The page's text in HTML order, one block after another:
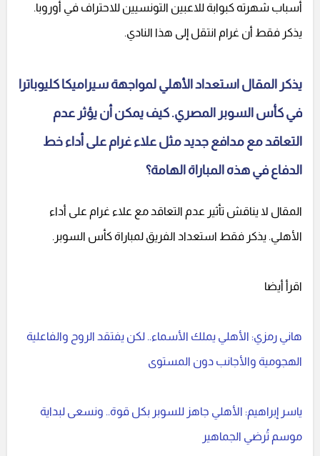
أسباب شهرته كبوابة للاعبين التونسيين للاحتراف في أوروبا.
يذكر فقط أن غرام انتقل إلى هذا النادي.
يذكر المقال استعداد الأهلي لمواجهة سيراميكا كليوباترا
في كأس السوبر المصري. كيف يمكن أن يؤثر عدم
التعاقد مع مدافع جديد مثل علاء غرام على أداء خط
الدفاع في هذه المباراة الهامة؟
المقال لا يناقش تأثير عدم التعاقد مع علاء غرام على أداء
الأهلي. يذكر فقط استعداد الفريق لمباراة كأس السوبر.
اقرأ أيضا
هاني رمزي: الأهلي يملك الأسماء.. لكن يفتقد الروح والفاعلية
الهجومية والأجانب دون المستوى
ياسر إبراهيم: الأهلي جاهز للسوبر بكل قوة.. ونسعى لبداية
موسم تُرضي الجماهير